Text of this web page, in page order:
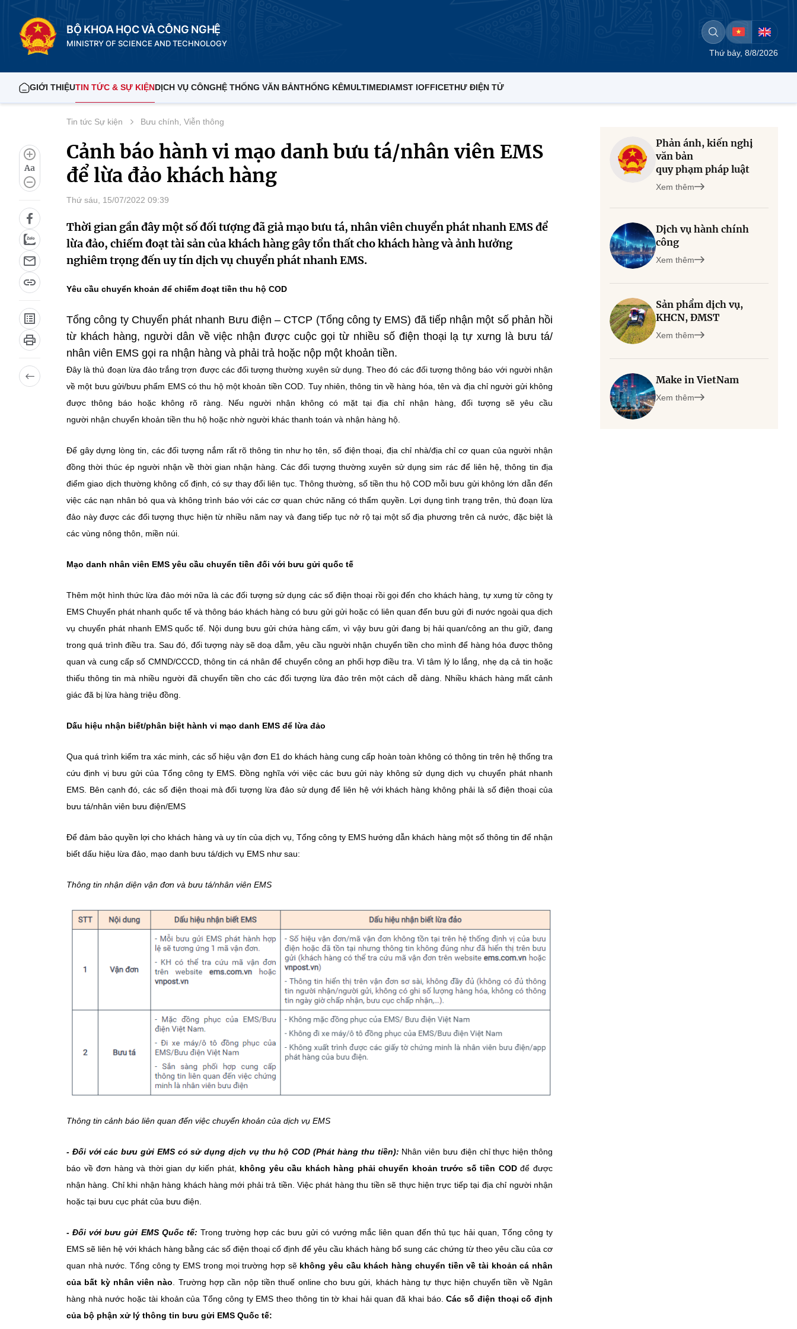
BỘ KHOA HỌC VÀ CÔNG NGHỆ
MINISTRY OF SCIENCE AND TECHNOLOGY
Thứ bảy, 8/8/2026
GIỚI THIỆUTIN TỨC & SỰ KIỆNDỊCH VỤ CÔNGHỆ THỐNG VĂN BẢNTHỐNG KÊMULTIMEDIAMST IOFFICETHƯ ĐIỆN TỬ
Aa
Tin tức Sự kiện Bưu chính, Viễn thông
Cảnh báo hành vi mạo danh bưu tá/nhân viên EMS
để lừa đảo khách hàng
Thứ sáu, 15/07/2022 09:39
Thời gian gần đây một số đối tượng đã giả mạo bưu tá, nhân viên chuyển phát nhanh EMS để
lừa đảo, chiếm đoạt tài sản của khách hàng gây tổn thất cho khách hàng và ảnh hưởng
nghiêm trọng đến uy tín dịch vụ chuyển phát nhanh EMS.
Yêu cầu chuyển khoản để chiếm đoạt tiền thu hộ COD
Tổng công ty Chuyển phát nhanh Bưu điện – CTCP (Tổng công ty EMS) đã tiếp nhận một số phản hồi
từ khách hàng, người dân về việc nhận được cuộc gọi từ nhiều số điện thoại lạ tự xưng là bưu tá/
nhân viên EMS gọi ra nhận hàng và phải trả hoặc nộp một khoản tiền.
Đây là thủ đoạn lừa đảo trắng trợn được các đối tượng thường xuyên sử dụng. Theo đó các đối tượng thông báo với người nhận
về một bưu gửi/bưu phẩm EMS có thu hộ một khoản tiền COD. Tuy nhiên, thông tin về hàng hóa, tên và địa chỉ người gửi không
được thông báo hoặc không rõ ràng. Nếu người nhận không có mặt tại địa chỉ nhận hàng, đối tượng sẽ yêu cầu
người nhận chuyển khoản tiền thu hộ hoặc nhờ người khác thanh toán và nhận hàng hộ.
Để gây dựng lòng tin, các đối tượng nắm rất rõ thông tin như họ tên, số điện thoại, địa chỉ nhà/địa chỉ cơ quan của người nhận
đồng thời thúc ép người nhận về thời gian nhận hàng. Các đối tượng thường xuyên sử dụng sim rác để liên hệ, thông tin địa
điểm giao dịch thường không cố định, có sự thay đổi liên tục. Thông thường, số tiền thu hộ COD mỗi bưu gửi không lớn dẫn đến
việc các nạn nhân bỏ qua và không trình báo với các cơ quan chức năng có thẩm quyền. Lợi dụng tình trạng trên, thủ đoạn lừa
đảo này được các đối tượng thực hiện từ nhiều năm nay và đang tiếp tục nở rộ tại một số địa phương trên cả nước, đặc biệt là
các vùng nông thôn, miền núi.
Mạo danh nhân viên EMS yêu cầu chuyển tiền đối với bưu gửi quốc tế
Thêm một hình thức lừa đảo mới nữa là các đối tượng sử dụng các số điện thoại rồi gọi đến cho khách hàng, tự xưng từ công ty
EMS Chuyển phát nhanh quốc tế và thông báo khách hàng có bưu gửi gửi hoặc có liên quan đến bưu gửi đi nước ngoài qua dịch
vụ chuyển phát nhanh EMS quốc tế. Nội dung bưu gửi chứa hàng cấm, vì vậy bưu gửi đang bị hải quan/công an thu giữ, đang
trong quá trình điều tra. Sau đó, đối tượng này sẽ doạ dẫm, yêu cầu người nhận chuyển tiền cho mình để hàng hóa được thông
quan và cung cấp số CMND/CCCD, thông tin cá nhân để chuyển công an phối hợp điều tra. Vì tâm lý lo lắng, nhẹ dạ cả tin hoặc
thiếu thông tin mà nhiều người đã chuyển tiền cho các đối tượng lừa đảo trên một cách dễ dàng. Nhiều khách hàng mất cảnh
giác đã bị lừa hàng triệu đồng.
Dấu hiệu nhận biết/phân biệt hành vi mạo danh EMS để lừa đảo
Qua quá trình kiểm tra xác minh, các số hiệu vận đơn E1 do khách hàng cung cấp hoàn toàn không có thông tin trên hệ thống tra
cứu định vị bưu gửi của Tổng công ty EMS. Đồng nghĩa với việc các bưu gửi này không sử dụng dịch vụ chuyển phát nhanh
EMS. Bên cạnh đó, các số điện thoại mà đối tượng lừa đảo sử dụng để liên hệ với khách hàng không phải là số điện thoại của
bưu tá/nhân viên bưu điện/EMS
Để đảm bảo quyền lợi cho khách hàng và uy tín của dịch vụ, Tổng công ty EMS hướng dẫn khách hàng một số thông tin để nhận
biết dấu hiệu lừa đảo, mạo danh bưu tá/dịch vụ EMS như sau:
Thông tin nhận diện vận đơn và bưu tá/nhân viên EMS
Thông tin cảnh báo liên quan đến việc chuyển khoản của dịch vụ EMS
- Đối với các bưu gửi EMS có sử dụng dịch vụ thu hộ COD (Phát hàng thu tiền): Nhân viên bưu điện chỉ thực hiện thông
báo về đơn hàng và thời gian dự kiến phát, không yêu cầu khách hàng phải chuyển khoản trước số tiền CODđể được
nhận hàng. Chỉ khi nhận hàng khách hàng mới phải trả tiền. Việc phát hàng thu tiền sẽ thực hiện trực tiếp tại địa chỉ người nhận
hoặc tại bưu cục phát của bưu điện.
- Đối với bưu gửi EMS Quốc tế: Trong trường hợp các bưu gửi có vướng mắc liên quan đến thủ tục hải quan, Tổng công ty
EMS sẽ liên hệ với khách hàng bằng các số điện thoại cố định để yêu cầu khách hàng bổ sung các chứng từ theo yêu cầu của cơ
quan nhà nước. Tổng công ty EMS trong mọi trường hợp sẽ không yêu cầu khách hàng chuyển tiền về tài khoản cá nhân
của bất kỳ nhân viên nào . Trường hợp cần nộp tiền thuế online cho bưu gửi, khách hàng tự thực hiện chuyển tiền về Ngân
hàng nhà nước hoặc tài khoản của Tổng công ty EMS theo thông tin tờ khai hải quan đã khai báo. Các số điện thoại cố định
của bộ phận xử lý thông tin bưu gửi EMS Quốc tế:
Phản ánh, kiến nghị
văn bản
quy phạm pháp luật
Xem thêm
Dịch vụ hành chính
công
Xem thêm
Sản phẩm dịch vụ,
KHCN, ĐMST
Xem thêm
Make in VietNam
Xem thêm